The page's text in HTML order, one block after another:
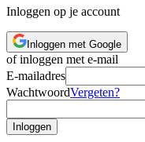
Inloggen op je account
Inloggen met Google
of inloggen met e-mail
E-mailadres
WachtwoordVergeten?
Inloggen